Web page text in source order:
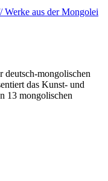
deutsch-mongolischen
das Kunst- und
13 mongolischen